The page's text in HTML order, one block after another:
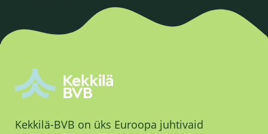
Kekkilä-BVB on üks Euroopa juhtivaid